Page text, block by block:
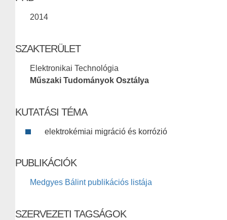
2014
SZAKTERÜLET
Elektronikai Technológia
Műszaki Tudományok Osztálya
KUTATÁSI TÉMA
elektrokémiai migráció és korrózió
PUBLIKÁCIÓK
Medgyes Bálint publikációs listája
SZERVEZETI TAGSÁGOK